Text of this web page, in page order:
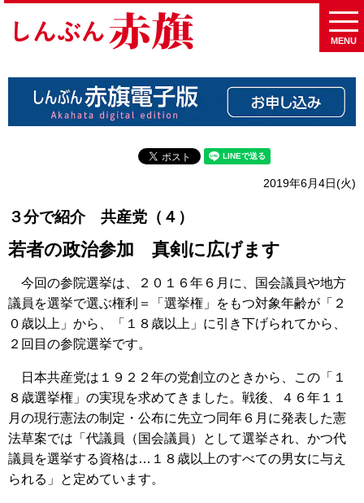
MENU
2019年6月4日(火)
３分で紹介 共産党（４）
若者の政治参加 真剣に広げます
今回の参院選挙は、２０１６年６月に、国会議員や地方
議員を選挙で選ぶ権利＝「選挙権」をもつ対象年齢が「２
０歳以上」から、「１８歳以上」に引き下げられてから、
２回目の参院選挙です。
日本共産党は１９２２年の党創立のときから、この「１
８歳選挙権」の実現を求めてきました。戦後、４６年１１
月の現行憲法の制定・公布に先立つ同年６月に発表した憲
法草案では「代議員（国会議員）として選挙され、かつ代
議員を選挙する資格は…１８歳以上のすべての男女に与え
られる」と定めています。